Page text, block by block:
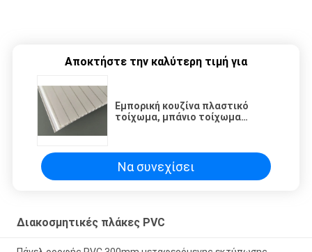
Αποκτήστε την καλύτερη τιμή για
Εμπορική κουζίνα πλαστικό
τοίχωμα, μπάνιο τοίχωμα
Να συνεχίσει
Διακοσμητικές πλάκες PVC